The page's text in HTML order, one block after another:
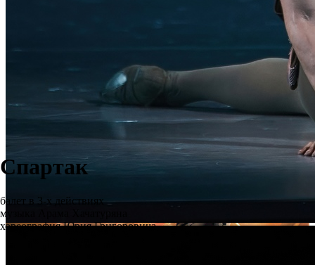
Спартак
балет в 3-х действиях
музыка Арама Хачатуряна
хореография Юрия Григоровича